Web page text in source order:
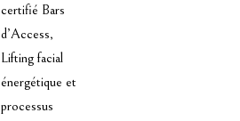
certifié Bars
d’Access,
Lifting facial
énergétique et
processus